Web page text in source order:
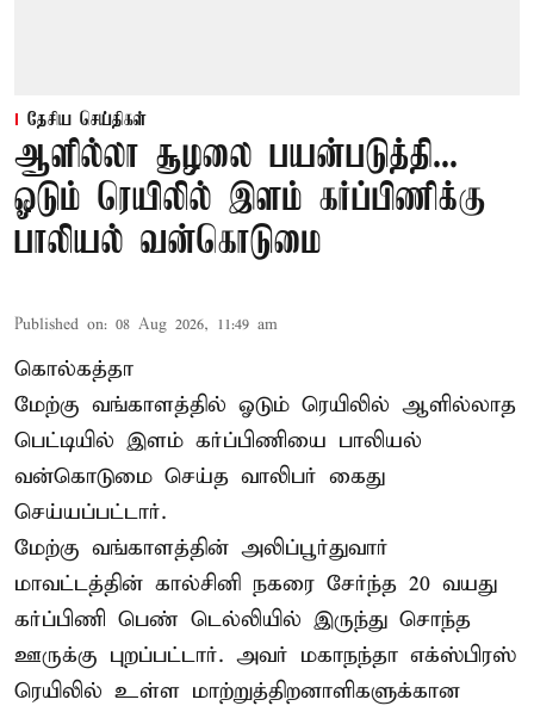
தேசிய செய்திகள்
ஆளில்லா சூழலை பயன்படுத்தி...
ஓடும் ரெயிலில் இளம் கர்ப்பிணிக்கு
பாலியல் வன்கொடுமை
Published on: 08 Aug 2026, 11:49 am
கொல்கத்தா
மேற்கு வங்காளத்தில் ஓடும் ரெயிலில் ஆளில்லாத
பெட்டியில் இளம் கர்ப்பிணியை பாலியல்
வன்கொடுமை செய்த வாலிபர் கைது
செய்யப்பட்டார்.
மேற்கு வங்காளத்தின் அலிப்பூர்துவார்
மாவட்டத்தின் கால்சினி நகரை சேர்ந்த 20 வயது
கர்ப்பிணி பெண் டெல்லியில் இருந்து சொந்த
ஊருக்கு புறப்பட்டார். அவர் மகாநந்தா எக்ஸ்பிரஸ்
ரெயிலில் உள்ள மாற்றுத்திறனாளிகளுக்கான